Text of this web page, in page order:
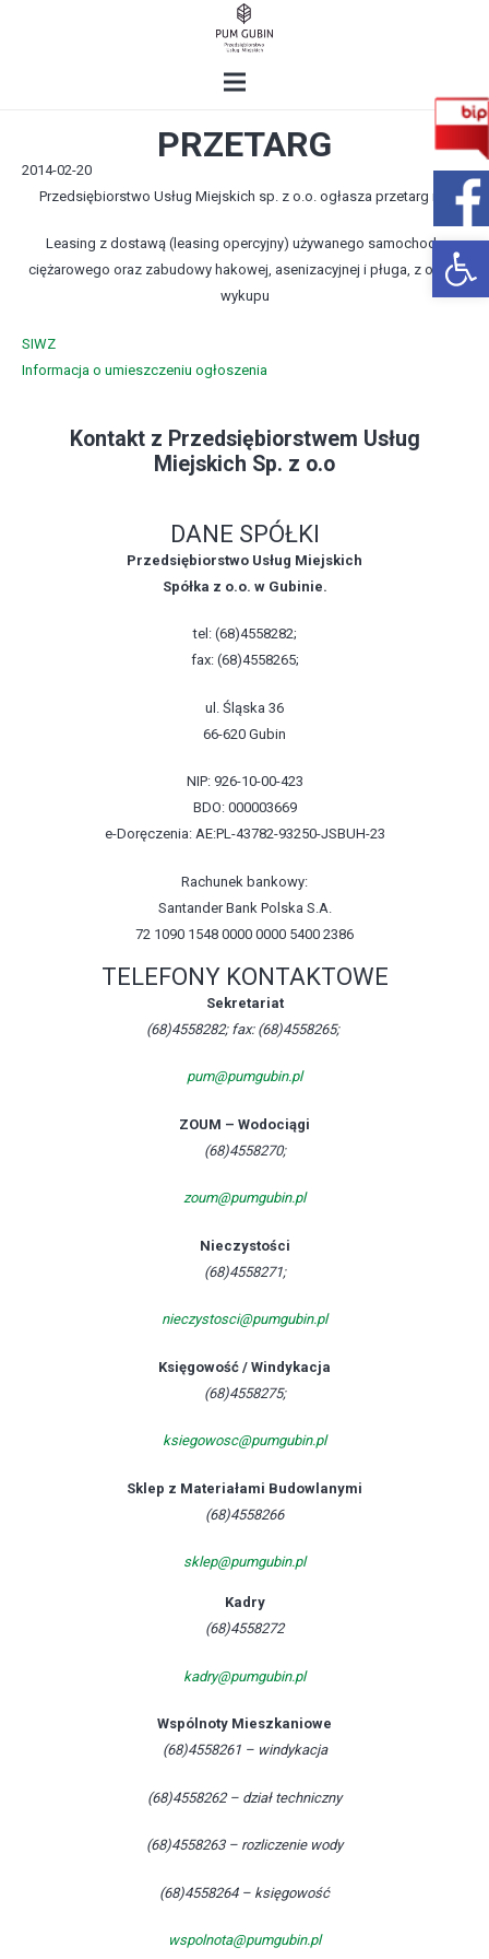
PRZETARG
2014-02-20
Przedsiębiorstwo Usług Miejskich sp. z o.o. ogłasza przetarg na:
Leasing z dostawą (leasing opercyjny) używanego samochodu
ciężarowego oraz zabudowy hakowej, asenizacyjnej i pługa, z opcją
wykupu
SIWZ
Informacja o umieszczeniu ogłoszenia
Kontakt z Przedsiębiorstwem Usług
Miejskich Sp. z o.o
DANE SPÓŁKI
Przedsiębiorstwo Usług Miejskich
Spółka z o.o. w Gubinie.
tel: (68)4558282;
fax: (68)4558265;
ul. Śląska 36
66-620 Gubin
NIP: 926-10-00-423
BDO: 000003669
e-Doręczenia: AE:PL-43782-93250-JSBUH-23
Rachunek bankowy:
Santander Bank Polska S.A.
72 1090 1548 0000 0000 5400 2386
TELEFONY KONTAKTOWE
Sekretariat
(68)4558282; fax: (68)4558265;
pum@pumgubin.pl
ZOUM – Wodociągi
(68)4558270;
zoum@pumgubin.pl
Nieczystości
(68)4558271;
nieczystosci@pumgubin.pl
Księgowość / Windykacja
(68)4558275;
ksiegowosc@pumgubin.pl
Sklep z Materiałami Budowlanymi
(68)4558266
sklep@pumgubin.pl
Kadry
(68)4558272
kadry@pumgubin.pl
Wspólnoty Mieszkaniowe
(68)4558261 – windykacja
(68)4558262 – dział techniczny
(68)4558263 – rozliczenie wody
(68)4558264 – księgowość
wspolnota@pumgubin.pl